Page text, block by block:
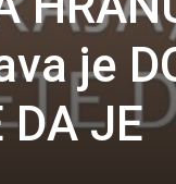
je
DA JE